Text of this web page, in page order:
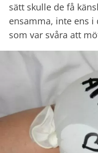
sätt skulle de få
ensamma, inte ens i
som var svåra att